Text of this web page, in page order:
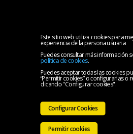
Este sitio web utiliza cookies para
experiencia de la persona usuaria
Puedes consultar más información
política de cookies.
Puedes aceptar todas las cookies
“Permitir cookies” o configurarlas o
clicando "Configurar cookies".
Configurar Cookies
Permitir cookies